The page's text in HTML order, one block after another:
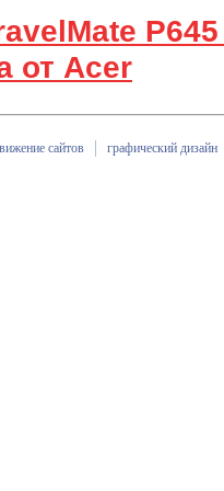
от Acer
сайтов графический дизайн